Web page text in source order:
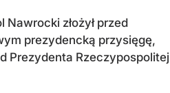
złożył przed
prezydencką przysięgę,
Prezydenta Rzeczypospolitej